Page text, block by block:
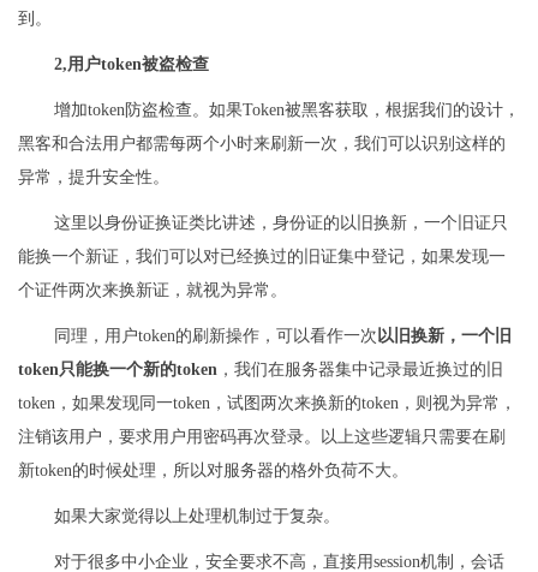
到。
2,用户token被盗检查
增加token防盗检查。如果Token被黑客获取，根据我们的设计，
黑客和合法用户都需每两个小时来刷新一次，我们可以识别这样的
异常，提升安全性。
这里以身份证换证类比讲述，身份证的以旧换新，一个旧证只
能换一个新证，我们可以对已经换过的旧证集中登记，如果发现一
个证件两次来换新证，就视为异常。
同理，用户token的刷新操作，可以看作一次 以旧换新，一个旧
token只能换一个新的token ，我们在服务器集中记录最近换过的旧
token，如果发现同一token，试图两次来换新的token，则视为异常，
注销该用户，要求用户用密码再次登录。以上这些逻辑只需要在刷
新token的时候处理，所以对服务器的格外负荷不大。
如果大家觉得以上处理机制过于复杂。
对于很多中小企业，安全要求不高，直接用session机制，会话